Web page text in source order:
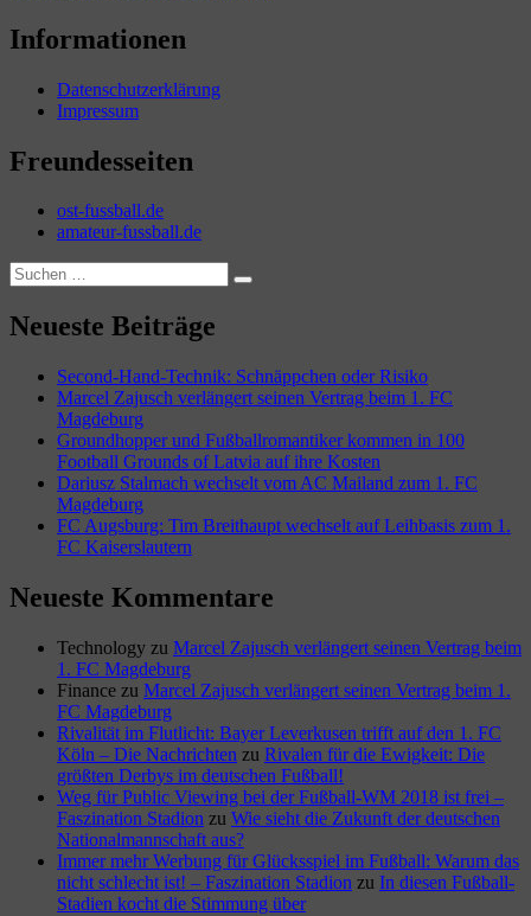
Informationen
Datenschutzerklärung
Impressum
Freundesseiten
ost-fussball.de
amateur-fussball.de
Suchen
nach:
Suchen
Neueste Beiträge
Second-Hand-Technik: Schnäppchen oder Risiko
Marcel Zajusch verlängert seinen Vertrag beim 1. FC
Magdeburg
Groundhopper und Fußballromantiker kommen in 100
Football Grounds of Latvia auf ihre Kosten
Dariusz Stalmach wechselt vom AC Mailand zum 1. FC
Magdeburg
FC Augsburg: Tim Breithaupt wechselt auf Leihbasis zum 1.
FC Kaiserslautern
Neueste Kommentare
Technology zu Marcel Zajusch verlängert seinen Vertrag beim
1. FC Magdeburg
Finance zu Marcel Zajusch verlängert seinen Vertrag beim 1.
FC Magdeburg
Rivalität im Flutlicht: Bayer Leverkusen trifft auf den 1. FC
Köln – Die Nachrichten zu Rivalen für die Ewigkeit: Die
größten Derbys im deutschen Fußball!
Weg für Public Viewing bei der Fußball-WM 2018 ist frei –
Faszination Stadion zu Wie sieht die Zukunft der deutschen
Nationalmannschaft aus?
Immer mehr Werbung für Glücksspiel im Fußball: Warum das
nicht schlecht ist! – Faszination Stadion zu In diesen Fußball-
Stadien kocht die Stimmung über